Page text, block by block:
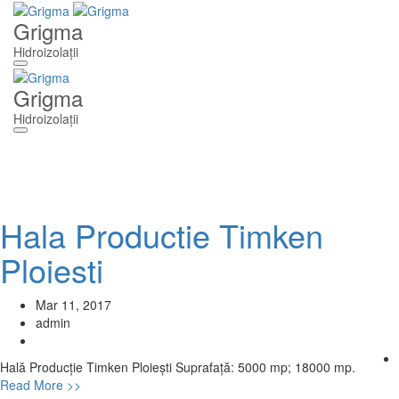
Grigma
Hidroizolații
Toggle
navigation
Grigma
Hidroizolații
Toggle
Hala Productie Timken
Ploiesti
Mar 11, 2017
admin
Hală Producție Timken Ploiești Suprafață: 5000 mp; 18000 mp.
Read More >>